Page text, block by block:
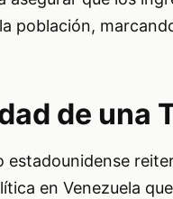
población,
de una
estadounidense
en Venezuela